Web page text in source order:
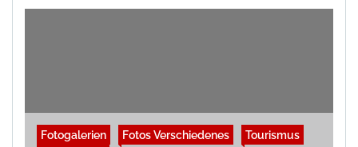
Fotogalerien Fotos Verschiedenes
Tourismus